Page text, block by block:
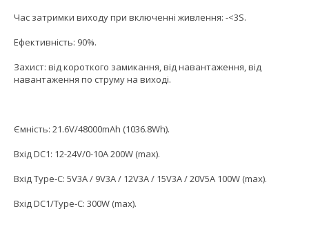
Час затримки виходу при включенні живлення: -<3S.
Ефективність: 90%.
Захист: від короткого замикання, від навантаження, від
навантаження по струму на виході.
Ємність: 21.6V/48000mAh (1036.8Wh).
Вхід DC1: 12-24V/0-10A 200W (max).
Вхід Type-C: 5V3A / 9V3A / 12V3A / 15V3A / 20V5A 100W (max).
Вхід DC1/Type-C: 300W (max).